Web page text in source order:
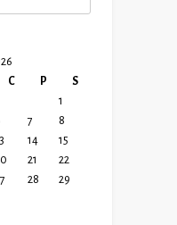
C P
S
1
7
8
14
15
21
22
28
29